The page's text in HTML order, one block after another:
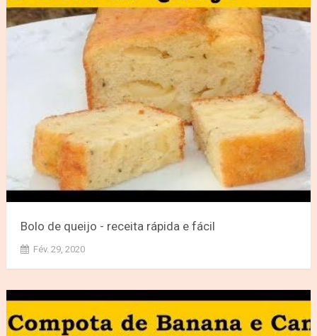
Bolo de queijo - receita rápida e fácil
Fév. 29, 2020